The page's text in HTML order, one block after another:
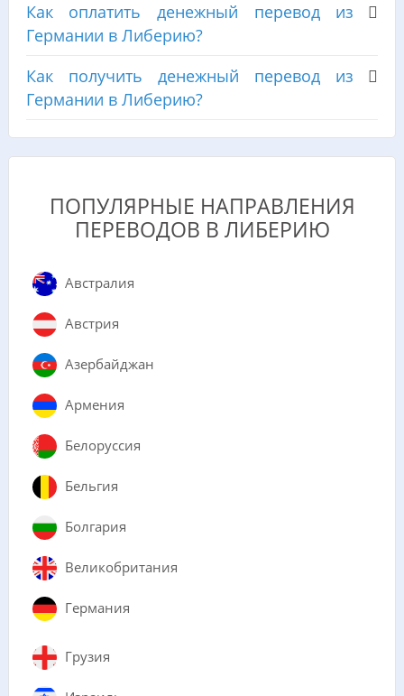
Как оплатить денежный перевод из
Германии в Либерию?
Как получить денежный перевод из
Германии в Либерию?
ПОПУЛЯРНЫЕ НАПРАВЛЕНИЯ
ПЕРЕВОДОВ В ЛИБЕРИЮ
Австралия
Австрия
Азербайджан
Армения
Белоруссия
Бельгия
Болгария
Великобритания
Германия
Грузия